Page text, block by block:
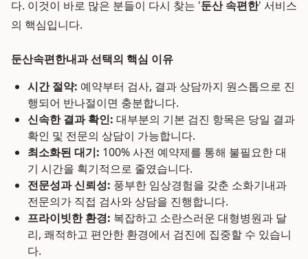
다. 이것이 바로 많은 분들이 다시 찾는 '둔산 속편한' 서비스
의 핵심입니다.
둔산속편한내과 선택의 핵심 이유
시간 절약: 예약부터 검사, 결과 상담까지 원스톱으로 진
행되어 반나절이면 충분합니다.
신속한 결과 확인: 대부분의 기본 검진 항목은 당일 결과
확인 및 전문의 상담이 가능합니다.
최소화된 대기: 100% 사전 예약제를 통해 불필요한 대
기 시간을 획기적으로 줄였습니다.
전문성과 신뢰성: 풍부한 임상경험을 갖춘 소화기내과
전문의가 직접 검사와 상담을 진행합니다.
프라이빗한 환경: 복잡하고 소란스러운 대형병원과 달
리, 쾌적하고 편안한 환경에서 검진에 집중할 수 있습니
다.